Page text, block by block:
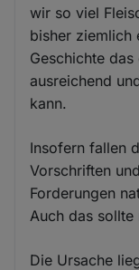
wir so viel
bisher ziemlich
Geschichte
ausreichend
kann.
Insofern fallen
Vorschriften
Forderungen
Auch das sollte
Die Ursache